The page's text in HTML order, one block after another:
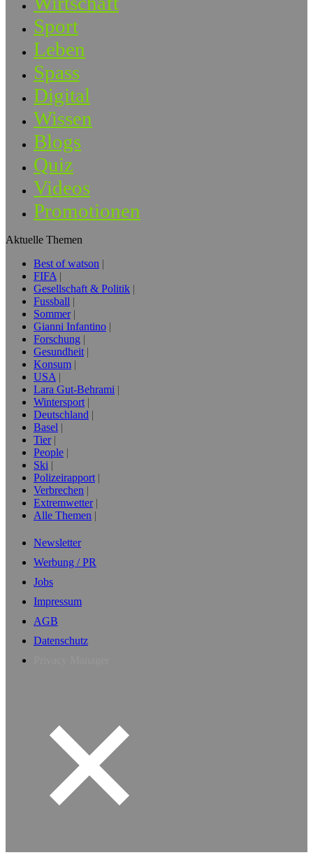
Sport
Leben
Spass
Digital
Wissen
Blogs
Quiz
Videos
Promotionen
Aktuelle Themen
Best of watson
FIFA
Gesellschaft & Politik
Fussball
Sommer
Gianni Infantino
Forschung
Gesundheit
Konsum
USA
Lara Gut-Behrami
Wintersport
Deutschland
Basel
Tier
People
Ski
Polizeirapport
Verbrechen
Extremwetter
Alle Themen
Newsletter
Werbung / PR
Jobs
Impressum
AGB
Datenschutz